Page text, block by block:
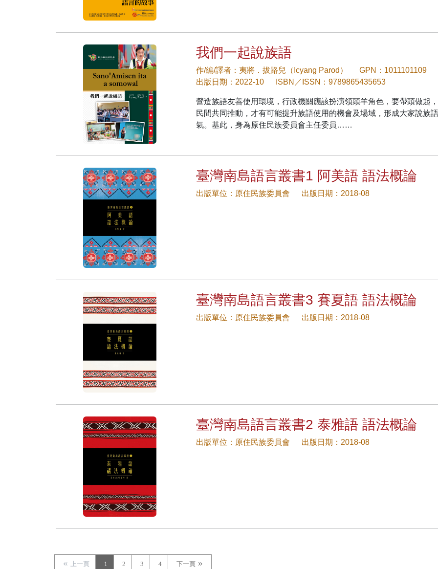
我們一起說族語
作/編/譯者：夷將．拔路兒（Icyang Parod）
GPN：1011101109
出版日期：2022-10
ISBN／ISSN：9789865435653
營造族語友善使用環境，行政機關應該扮演領頭羊角色，要帶頭做起
民間共同推動，才有可能提升族語使用的機會及場域，形成大家說族
氣。基此，身為原住民族委員會主任委員……
臺灣南島語言叢書1 阿美語 語法概論
出版單位：原住民族委員會 出版日期：2018-08
臺灣南島語言叢書3 賽夏語 語法概論
出版單位：原住民族委員會 出版日期：2018-08
臺灣南島語言叢書2 泰雅語 語法概論
出版單位：原住民族委員會 出版日期：2018-08
上一頁 1 2 3 4 下一頁